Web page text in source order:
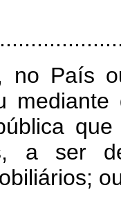
no País
a ser